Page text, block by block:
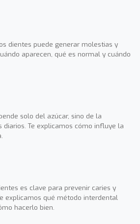
dientes puede generar molestias y
aparecen, qué es normal y cuándo
solo del azúcar, sino de la
diarios. Te explicamos cómo influye la
es clave para prevenir caries y
explicamos qué método interdental
hacerlo bien.